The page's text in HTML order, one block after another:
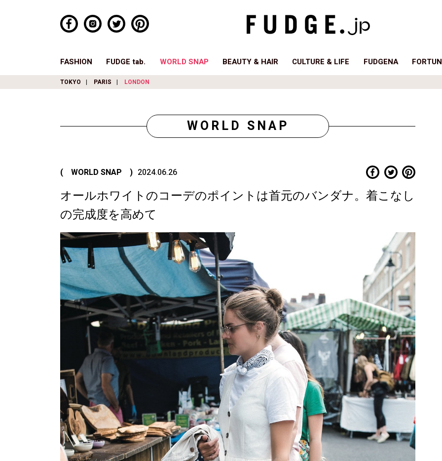
FASHION FUDGE tab. WORLD SNAP BEAUTY & HAIR CULTURE & LIFE FUDGENA
TOKYO PARIS LONDON
WORLD SNAP
( WORLD SNAP ) 2024.06.26
オールホワイトのコーデのポイントは首元のバンダナ。着こなし
の完成度を高めて